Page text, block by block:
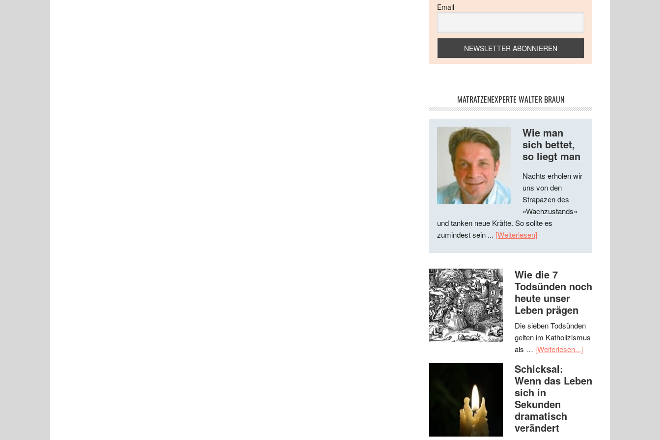
Email
MATRATZENEXPERTE WALTER BRAUN
Wie man
sich bettet,
so liegt man
Nachts erholen wir
uns von den
Strapazen des
»Wachzustands«
und tanken neue Kräfte. So sollte es
zumindest sein ... [Weiterlesen]
Wie die 7
Todsünden noch
heute unser
Leben prägen
Die sieben Todsünden
gelten im Katholizismus
als … [Weiterlesen...]
Schicksal:
Wenn das Leben
sich in
Sekunden
dramatisch
verändert